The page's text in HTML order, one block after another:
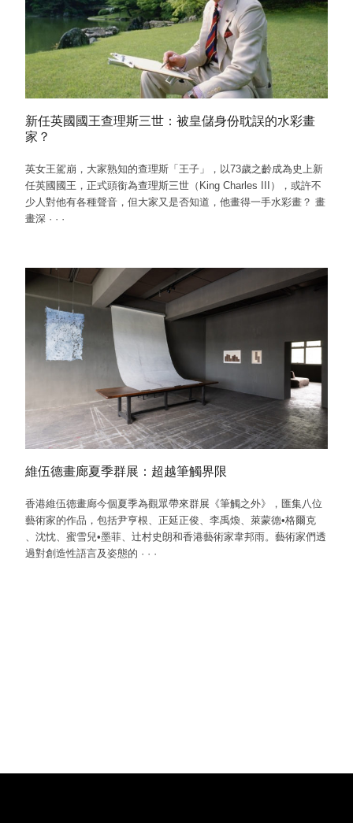
新任英國國王查理斯三世：被皇儲身份耽誤的水彩畫
家？
英女王駕崩，大家熟知的查理斯「王子」，以73歲之齡成為史上新
任英國國王，正式頭銜為查理斯三世（King Charles III），或許不
少人對他有各種聲音，但大家又是否知道，他畫得一手水彩畫？ 畫
畫深 · · ·
維伍德畫廊夏季群展：超越筆觸界限
香港維伍德畫廊今個夏季為觀眾帶來群展《筆觸之外》，匯集八位
藝術家的作品，包括尹亨根、正延正俊、李禹煥、萊蒙德•格爾克
、沈忱、蜜雪兒•墨菲、辻村史朗和香港藝術家韋邦雨。藝術家們透
過對創造性語言及姿態的 · · ·